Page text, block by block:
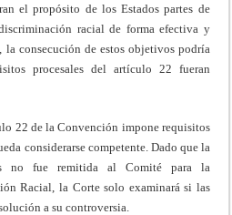
el propósito de los Estados partes de
racial de forma efectiva y
consecución de estos objetivos podría
procesales del artículo 22 fueran
22 de la Convención impone requisitos
considerarse competente. Dado que la
no fue remitida al Comité para la
Racial, la Corte solo examinará si las
a su controversia.